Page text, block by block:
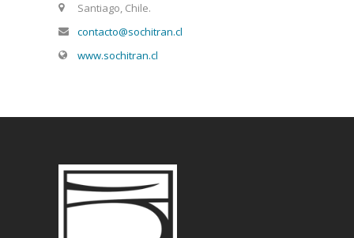
Santiago, Chile.
contacto@sochitran.cl
www.sochitran.cl